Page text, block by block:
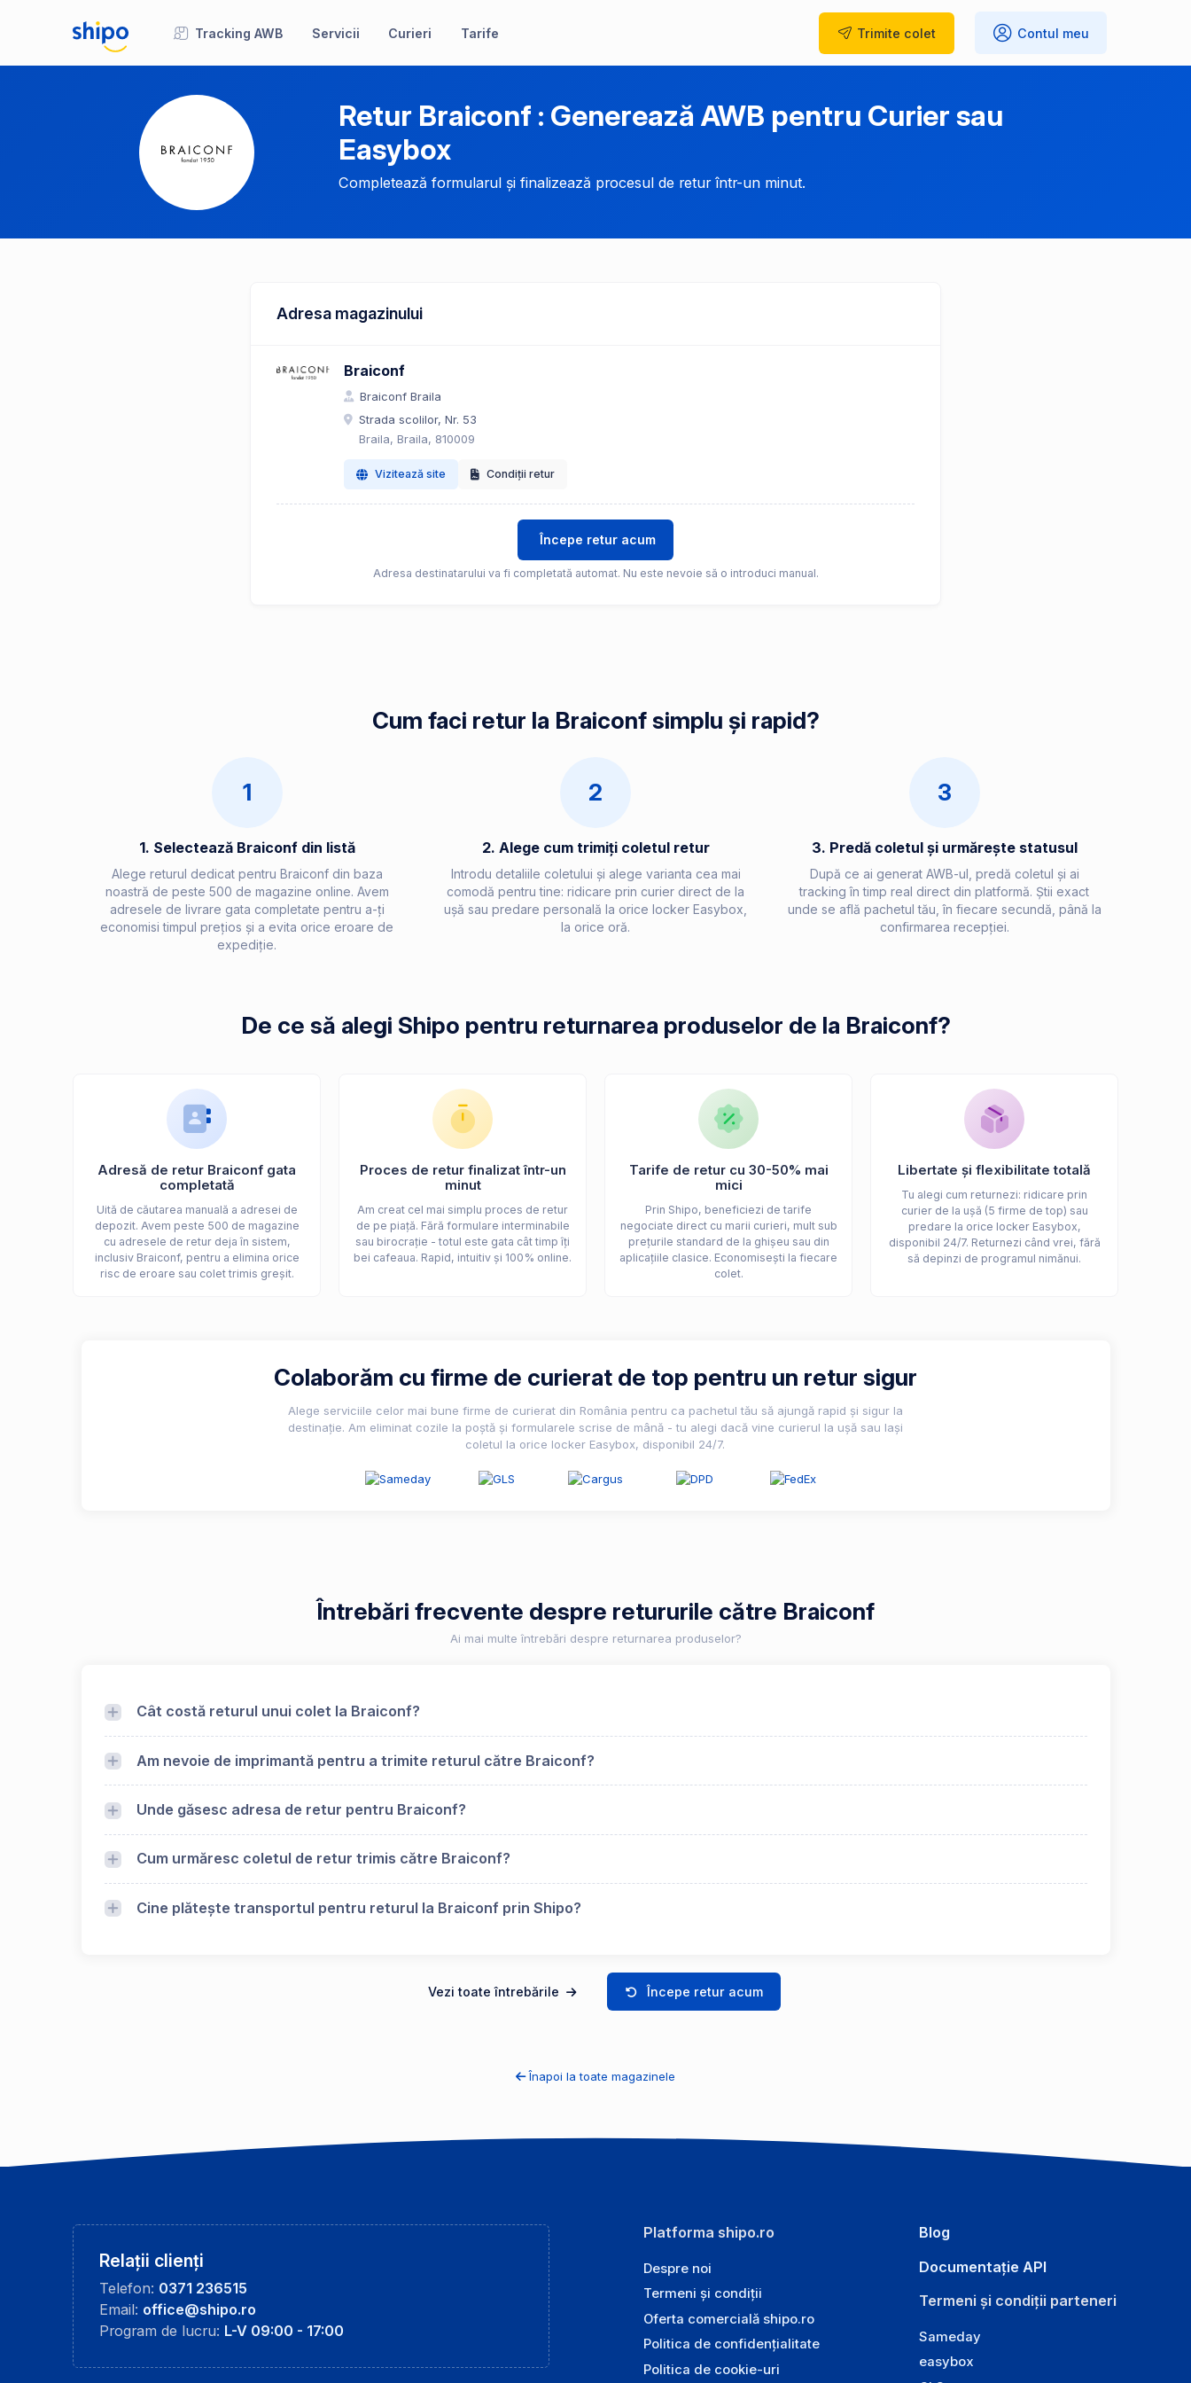
Tracking AWB Servicii Curieri Tarife Trimite colet Contul meu
Retur Braiconf : Generează AWB pentru Curier sau
Easybox
Completează formularul și finalizează procesul de retur într-un minut.
Adresa magazinului
Braiconf
Braiconf Braila
Strada scolilor, Nr. 53
Braila, Braila, 810009
Vizitează site Condiții retur
Începe retur acum
Adresa destinatarului va fi completată automat. Nu este nevoie să o introduci manual.
Cum faci retur la Braiconf simplu și rapid?
1
1. Selectează Braiconf din listă
Alege returul dedicat pentru Braiconf din baza
noastră de peste 500 de magazine online. Avem
adresele de livrare gata completate pentru a-ți
economisi timpul prețios și a evita orice eroare de
expediție.
2
2. Alege cum trimiți coletul retur
Introdu detaliile coletului și alege varianta cea mai
comodă pentru tine: ridicare prin curier direct de la
ușă sau predare personală la orice locker Easybox,
la orice oră.
3
3. Predă coletul și urmărește statusul
După ce ai generat AWB-ul, predă coletul și ai
tracking în timp real direct din platformă. Știi exact
unde se află pachetul tău, în fiecare secundă, până la
confirmarea recepției.
De ce să alegi Shipo pentru returnarea produselor de la Braiconf?
Adresă de retur Braiconf gata
completată
Uită de căutarea manuală a adresei de
depozit. Avem peste 500 de magazine
cu adresele de retur deja în sistem,
inclusiv Braiconf, pentru a elimina orice
risc de eroare sau colet trimis greșit.
Proces de retur finalizat într-un
minut
Am creat cel mai simplu proces de retur
de pe piață. Fără formulare interminabile
sau birocrație - totul este gata cât timp îți
bei cafeaua. Rapid, intuitiv și 100% online.
Tarife de retur cu 30-50% mai
mici
Prin Shipo, beneficiezi de tarife
negociate direct cu marii curieri, mult sub
prețurile standard de la ghișeu sau din
aplicațiile clasice. Economisești la fiecare
colet.
Libertate și flexibilitate totală
Tu alegi cum returnezi: ridicare prin
curier de la ușă (5 firme de top) sau
predare la orice locker Easybox,
disponibil 24/7. Returnezi când vrei, fără
să depinzi de programul nimănui.
Colaborăm cu firme de curierat de top pentru un retur sigur
Alege serviciile celor mai bune firme de curierat din România pentru ca pachetul tău să ajungă rapid și sigur la
destinație. Am eliminat cozile la poștă și formularele scrise de mână - tu alegi dacă vine curierul la ușă sau lași
coletul la orice locker Easybox, disponibil 24/7.
Întrebări frecvente despre retururile către Braiconf
Ai mai multe întrebări despre returnarea produselor?
Cât costă returul unui colet la Braiconf?
Am nevoie de imprimantă pentru a trimite returul către Braiconf?
Unde găsesc adresa de retur pentru Braiconf?
Cum urmăresc coletul de retur trimis către Braiconf?
Cine plătește transportul pentru returul la Braiconf prin Shipo?
Vezi toate întrebările Începe retur acum
Înapoi la toate magazinele
Relații clienți
Telefon: 0371 236515
Email: office@shipo.ro
Program de lucru: L-V 09:00 - 17:00
Platforma shipo.ro
Despre noi
Termeni și condiții
Oferta comercială shipo.ro
Politica de confidențialitate
Politica de cookie-uri
Blog
Documentație API
Termeni și condiții parteneri
Sameday
easybox